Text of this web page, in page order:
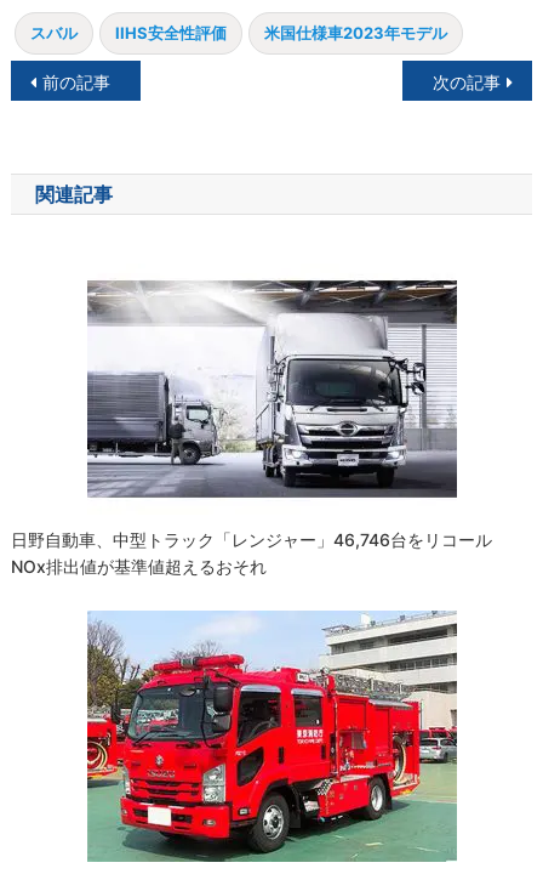
スバル IIHS安全性評価 米国仕様車2023年モデル
投
ナ
ビ
前の記事 次の記事
関連記事
日野自動車、中型トラック「レンジャー」46,746台をリコール
NOx排出値が基準値超えるおそれ